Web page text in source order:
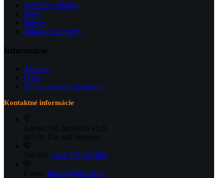
Art štúdio Okáčik
Šport
Pobyty
Zábavné programy
Informácie
Aktuality
O nás
Ochrana osobných údajov
Kontaktné informácie
Adresa:
Dr. Janského 1529
965 01 Žiar nad Hronom
Telefón: +421 905 212 803
E-mail: okacik@okacik.sk